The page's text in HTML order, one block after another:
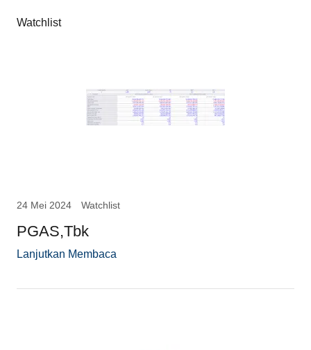
Watchlist
24 Mei 2024 Watchlist
PGAS,Tbk
Lanjutkan Membaca